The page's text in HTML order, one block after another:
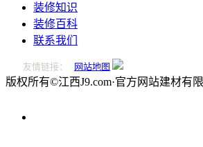
装修知识
装修百科
联系我们
友情链接： 网站地图
版权所有©江西J9.com·官方网站建材有